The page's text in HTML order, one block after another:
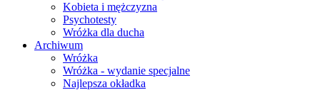
Kobieta i mężczyzna
Psychotesty
Wróżka dla ducha
Archiwum
Wróżka
Wróżka - wydanie specjalne
Najlepsza okładka